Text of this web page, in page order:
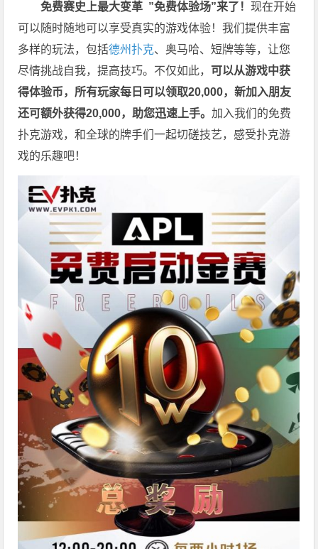
免费赛史上最大变革 ”免费体验场”来了！现在开始
可以随时随地可以享受真实的游戏体验！我们提供丰富
多样的玩法，包括德州扑克、奥马哈、短牌等等，让您
尽情挑战自我，提高技巧。不仅如此， 可以从游戏中获
得体验币，所有玩家每日可以领取20,000，新加入朋友
还可额外获得20,000，助您迅速上手。加入我们的免费
扑克游戏，和全球的牌手们一起切磋技艺，感受扑克游
戏的乐趣吧！